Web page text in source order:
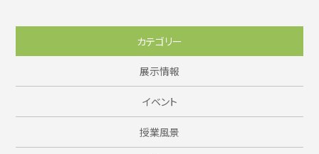
カテゴリー
展示情報
イベント
授業風景